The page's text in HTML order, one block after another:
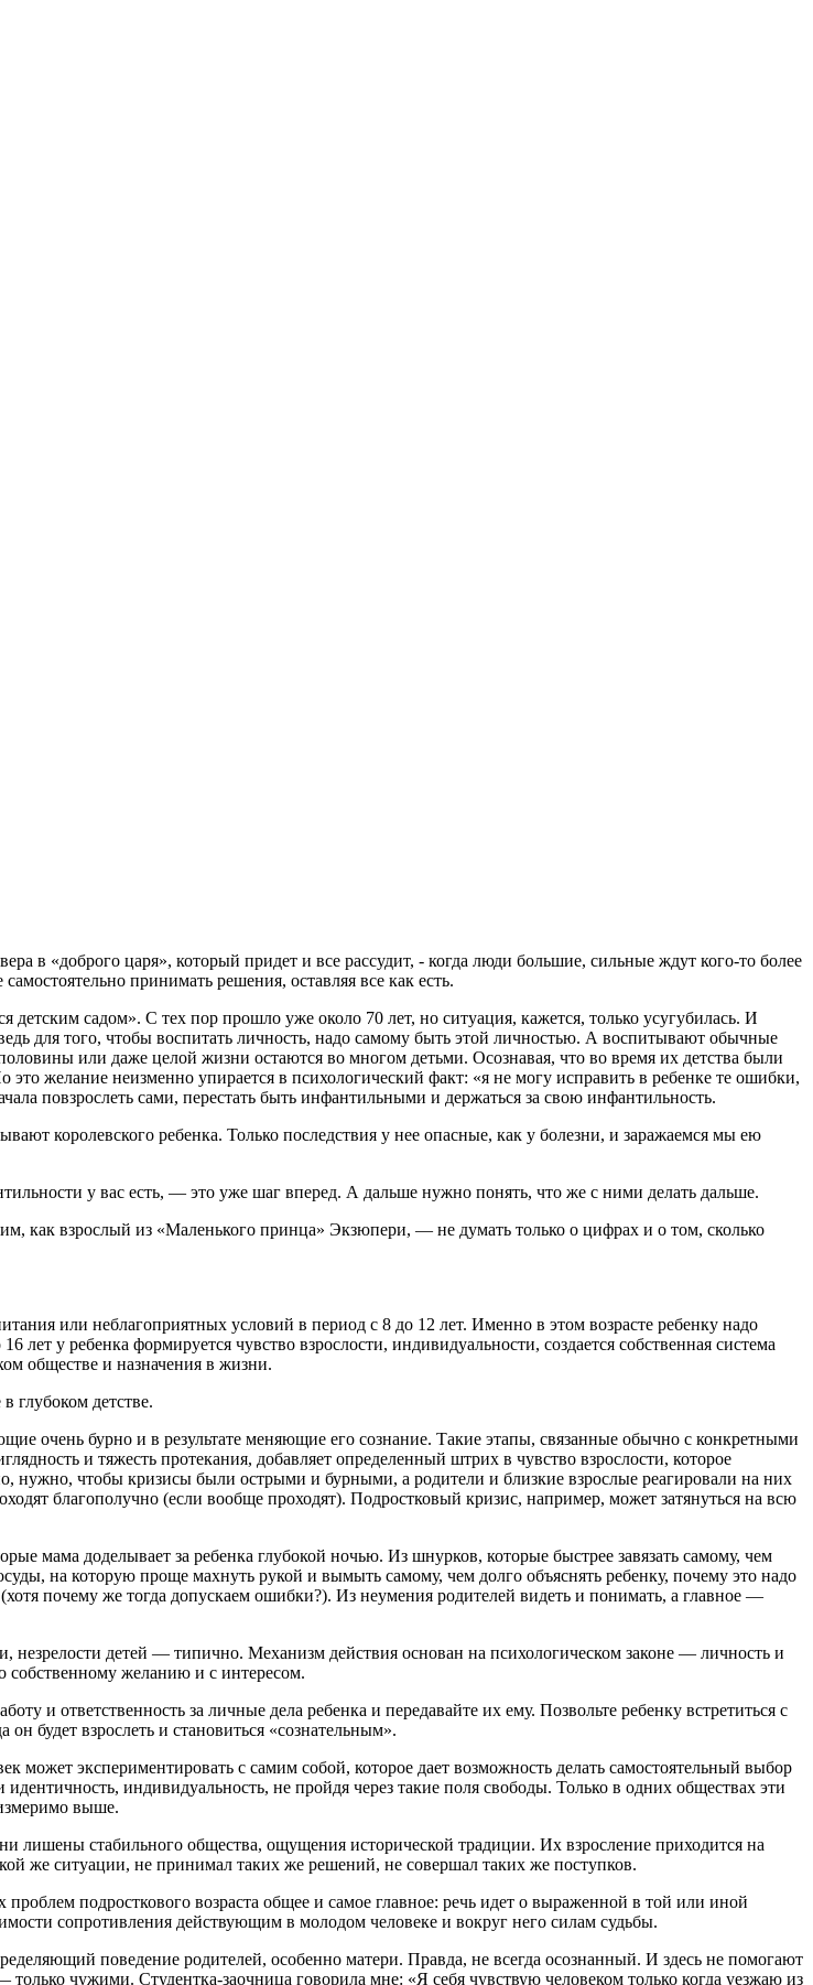
в «доброго царя», который придет и все рассудит, - когда люди большие, сильные ждут кого-то более
принимать решения, оставляя все как есть.
садом». С тех пор прошло уже около 70 лет, но ситуация, кажется, только усугубилась. И
для того, чтобы воспитать личность, надо самому быть этой личностью. А воспитывают обычные
или даже целой жизни остаются во многом детьми. Осознавая, что во время их детства были
желание неизменно упирается в психологический факт: «я не могу исправить в ребенке те ошибки,
повзрослеть сами, перестать быть инфантильными и держаться за свою инфантильность.
королевского ребенка. Только последствия у нее опасные, как у болезни, и заражаемся мы ею
у вас есть, — это уже шаг вперед. А дальше нужно понять, что же с ними делать дальше.
как взрослый из «Маленького принца» Экзюпери, — не думать только о цифрах и о том, сколько
или неблагоприятных условий в период с 8 до 12 лет. Именно в этом возрасте ребенку надо
лет у ребенка формируется чувство взрослости, индивидуальности, создается собственная система
обществе и назначения в жизни.
глубоком детстве.
очень бурно и в результате меняющие его сознание. Такие этапы, связанные обычно с конкретными
и тяжесть протекания, добавляет определенный штрих в чувство взрослости, которое
нужно, чтобы кризисы были острыми и бурными, а родители и близкие взрослые реагировали на них
благополучно (если вообще проходят). Подростковый кризис, например, может затянуться на всю
мама доделывает за ребенка глубокой ночью. Из шнурков, которые быстрее завязать самому, чем
на которую проще махнуть рукой и вымыть самому, чем долго объяснять ребенку, почему это надо
почему же тогда допускаем ошибки?). Из неумения родителей видеть и понимать, а главное —
детей — типично. Механизм действия основан на психологическом законе — личность и
собственному желанию и с интересом.
и ответственность за личные дела ребенка и передавайте их ему. Позвольте ребенку встретиться с
будет взрослеть и становиться «сознательным».
может экспериментировать с самим собой, которое дает возможность делать самостоятельный выбор
индивидуальность, не пройдя через такие поля свободы. Только в одних обществах эти
выше.
лишены стабильного общества, ощущения исторической традиции. Их взросление приходится на
же ситуации, не принимал таких же решений, не совершал таких же поступков.
подросткового возраста общее и самое главное: речь идет о выраженной в той или иной
сопротивления действующим в молодом человеке и вокруг него силам судьбы.
поведение родителей, особенно матери. Правда, не всегда осознанный. И здесь не помогают
чужими. Студентка-заочница говорила мне: «Я себя чувствую человеком только когда уезжаю из